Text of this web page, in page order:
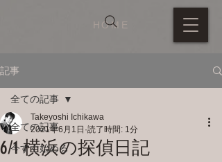
HOME
記事
全ての記事
今すぐ始める
全ての記事
6/1 横浜の探偵日記
Takeyoshi Ichikawa
2021年6月1日 読了時間: 1分